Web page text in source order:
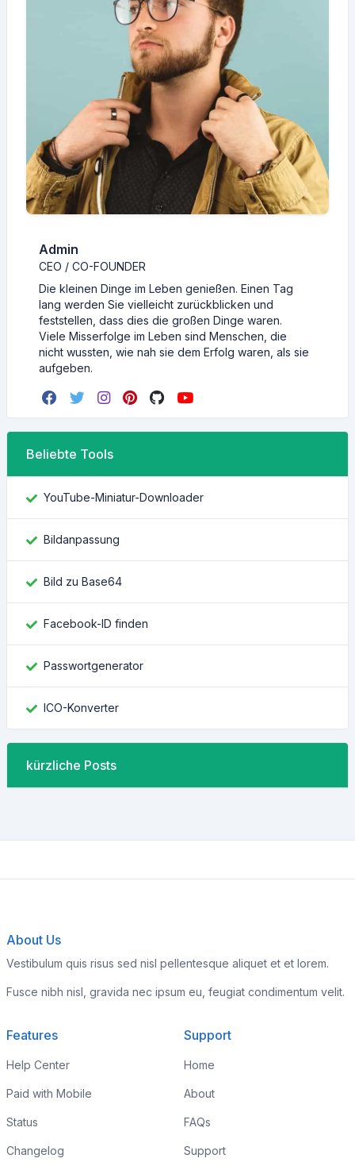
Admin
CEO / CO-FOUNDER
Die kleinen Dinge im Leben genießen. Einen Tag
lang werden Sie vielleicht zurückblicken und
feststellen, dass dies die großen Dinge waren.
Viele Misserfolge im Leben sind Menschen, die
nicht wussten, wie nah sie dem Erfolg waren, als sie
aufgeben.
Beliebte Tools
YouTube-Miniatur-Downloader
Bildanpassung
Bild zu Base64
Facebook-ID finden
Passwortgenerator
ICO-Konverter
kürzliche Posts
About Us
Vestibulum quis risus sed nisl pellentesque aliquet et et lorem.
Fusce nibh nisl, gravida nec ipsum eu, feugiat condimentum velit.
Features
Help Center
Paid with Mobile
Status
Changelog
Support
Home
About
FAQs
Support